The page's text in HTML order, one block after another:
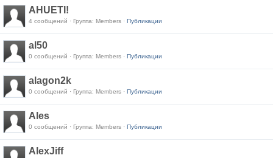
AHUETI!
4 сообщений · Группа: Members · Публикации
al50
0 сообщений · Группа: Members · Публикации
alagon2k
0 сообщений · Группа: Members · Публикации
Ales
0 сообщений · Группа: Members · Публикации
AlexJiff